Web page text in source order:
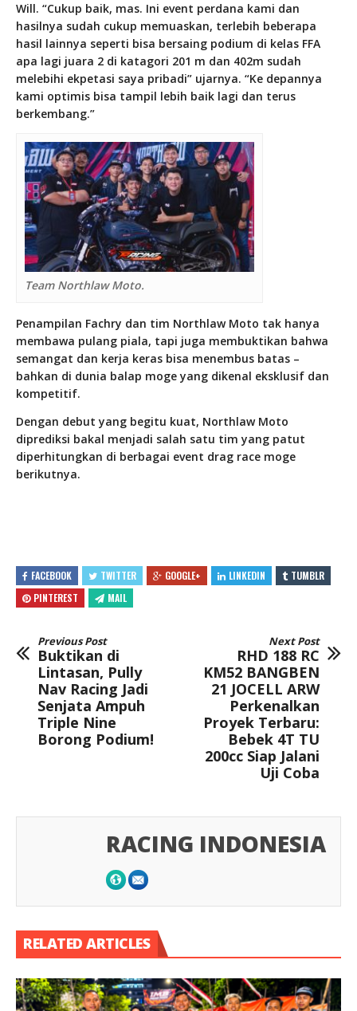
Will. “Cukup baik, mas. Ini event perdana kami dan
hasilnya sudah cukup memuaskan, terlebih beberapa
hasil lainnya seperti bisa bersaing podium di kelas FFA
apa lagi juara 2 di katagori 201 m dan 402m sudah
melebihi ekpetasi saya pribadi” ujarnya. “Ke depannya
kami optimis bisa tampil lebih baik lagi dan terus
berkembang.”
Team Northlaw Moto.
Penampilan Fachry dan tim Northlaw Moto tak hanya
membawa pulang piala, tapi juga membuktikan bahwa
semangat dan kerja keras bisa menembus batas –
bahkan di dunia balap moge yang dikenal eksklusif dan
kompetitif.
Dengan debut yang begitu kuat, Northlaw Moto
diprediksi bakal menjadi salah satu tim yang patut
diperhitungkan di berbagai event drag race moge
berikutnya.
FACEBOOK TWITTER GOOGLE+ LINKEDIN
TUMBLR
PINTEREST
MAIL
Previous Post
Buktikan di
Lintasan, Pully
Nav Racing Jadi
Senjata Ampuh
Triple Nine
Borong Podium!
Next Post
RHD 188 RC
KM52 BANGBEN
21 JOCELL ARW
Perkenalkan
Proyek Terbaru:
Bebek 4T TU
200cc Siap Jalani
Uji Coba
RACING INDONESIA
RELATED ARTICLES